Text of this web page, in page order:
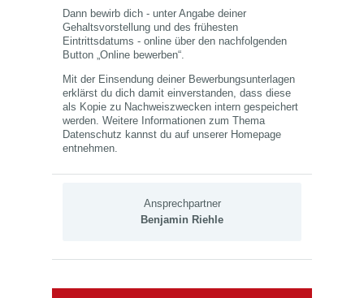
Dann bewirb dich - unter Angabe deiner
Gehaltsvorstellung und des frühesten
Eintrittsdatums - online über den nachfolgenden
Button „Online bewerben“.
Mit der Einsendung deiner Bewerbungsunterlagen
erklärst du dich damit einverstanden, dass diese
als Kopie zu Nachweiszwecken intern gespeichert
werden. Weitere Informationen zum Thema
Datenschutz kannst du auf unserer Homepage
entnehmen.
Ansprechpartner
Benjamin Riehle